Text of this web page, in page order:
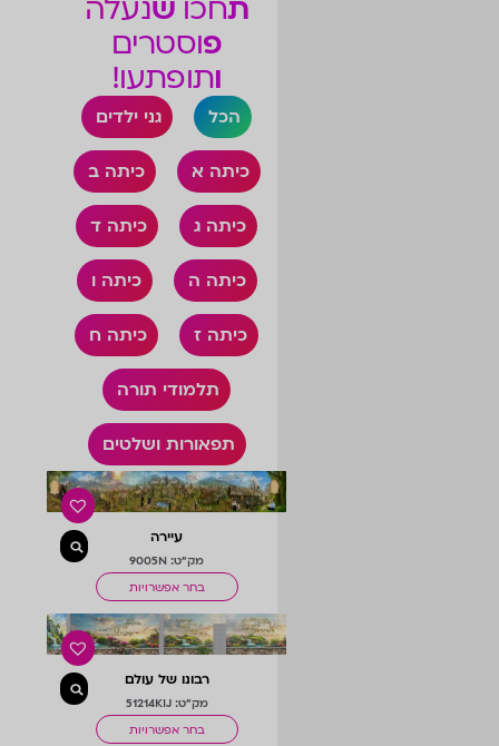
תחכו שנעלה
פוסטרים
ותופתעו!
הכל גני ילדים
כיתה א כיתה ב
כיתה ג כיתה ד
כיתה ה כיתה ו
כיתה ז כיתה ח
תלמודי תורה
תפאורות ושלטים
עיירה
מק"ט: 9005N
בחר אפשרויות
רבונו של עולם
מק"ט: 51214KIJ
בחר אפשרויות